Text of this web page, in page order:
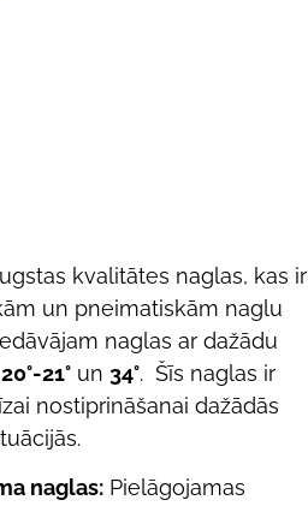
kvalitātes naglas, kas ir
un pneimatiskām naglu
naglas ar dažādu
20°-21° un 34°. Šīs naglas ir
nostiprināšanai dažādās
naglas: Pielāgojamas